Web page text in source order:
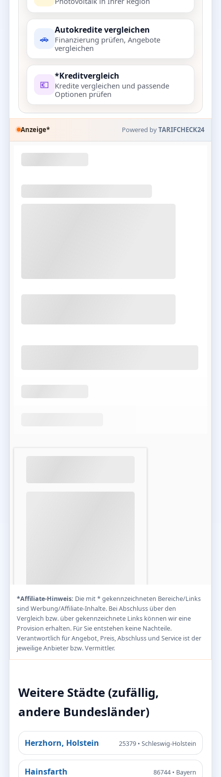
🚗
Autokredite vergleichen
Finanzierung prüfen, Angebote
vergleichen
💶
*Kreditvergleich
Kredite vergleichen und passende
Optionen prüfen
Anzeige* Powered byTARIFCHECK24
*Affiliate-Hinweis: Die mit * gekennzeichneten Bereiche/Links
sind Werbung/Affiliate-Inhalte. Bei Abschluss über den
Vergleich bzw. über gekennzeichnete Links können wir eine
Provision erhalten. Für Sie entstehen keine Nachteile.
Verantwortlich für Angebot, Preis, Abschluss und Service ist der
jeweilige Anbieter bzw. Vermittler.
Weitere Städte (zufällig,
andere Bundesländer)
Herzhorn, Holstein 25379 • Schleswig-Holstein
Hainsfarth 86744 • Bayern